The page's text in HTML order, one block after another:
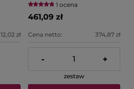
12,02 zł
150MM GRATIS 3M 50414 +
3M 50487
1 ocena
461,09 zł
Cena netto: 374,87 zł
- +
zestaw